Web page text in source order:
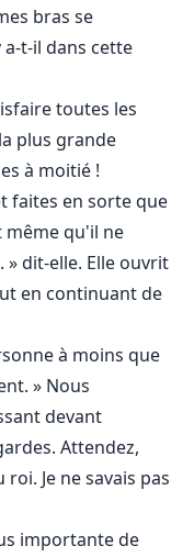
bras se
a-t-il dans cette
toutes les
plus grande
à moitié !
faites en sorte que
même qu'il ne
» dit-elle. Elle ouvrit
en continuant de
à moins que
» Nous
devant
Attendez,
Je ne savais pas
importante de